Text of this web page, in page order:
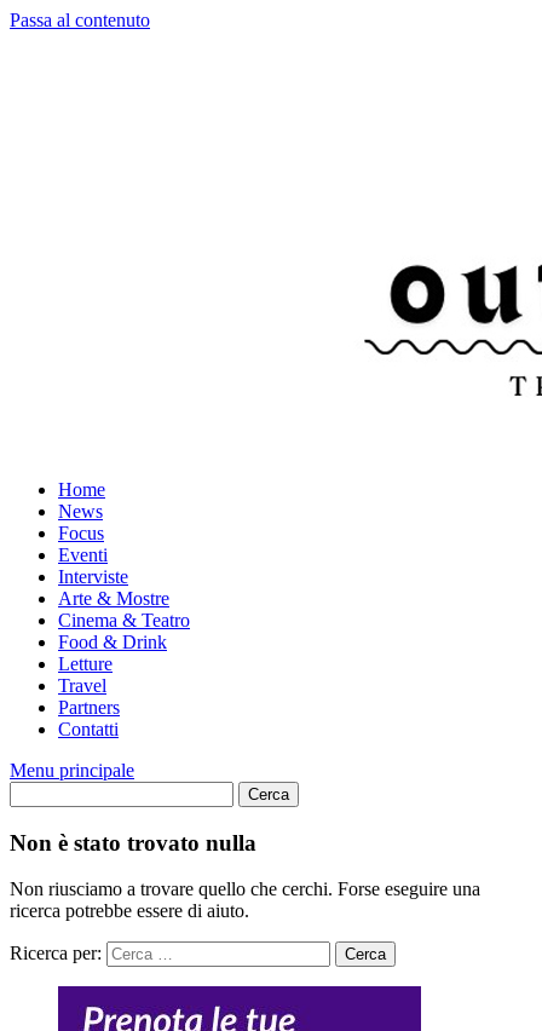
Passa al contenuto
Home
News
Focus
Eventi
Interviste
Arte & Mostre
Cinema & Teatro
Food & Drink
Letture
Travel
Partners
Contatti
Menu principale
Non è stato trovato nulla
Non riusciamo a trovare quello che cerchi. Forse eseguire una
ricerca potrebbe essere di aiuto.
Ricerca per: